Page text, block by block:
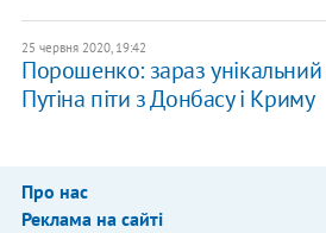
25 червня 2020, 19:42
Порошенко: зараз
Путіна піти з Донбасу і Криму
Про нас
Реклама на сайті